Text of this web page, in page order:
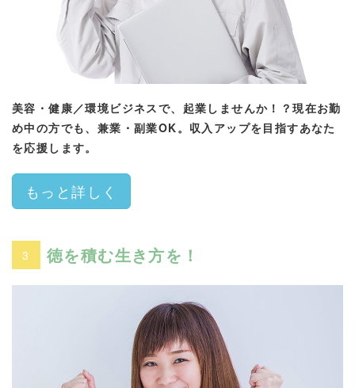
美容・健康／環境ビジネスで、起業しませんか！？現在お勤
め中の方でも、兼業・副業OK。収入アップを目指すあなた
を応援します。
もっと詳しく
3 徳を積む生き方を！